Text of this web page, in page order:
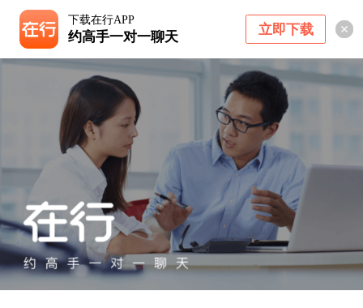
下载在行APP
约高手一对一聊天 立即下载